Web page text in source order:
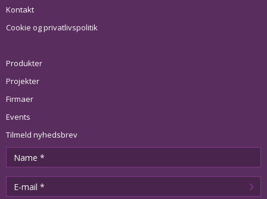
Kontakt
Cookie og privatlivspolitik
Produkter
Projekter
Firmaer
Events
Tilmeld nyhedsbrev